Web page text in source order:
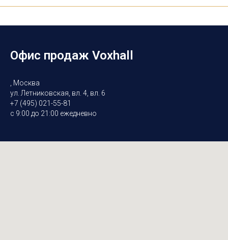
Офис продаж Voxhall
, Москва
ул. Летниковская, вл. 4, вл. 6
+7 (495) 021-55-81
с 9:00 до 21:00 ежедневно